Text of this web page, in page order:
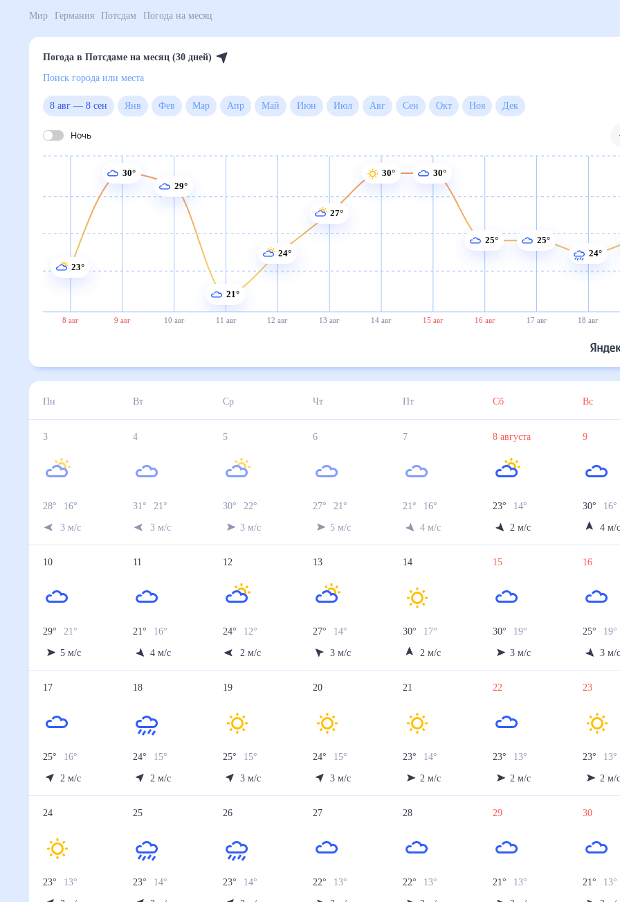
Мир Германия Потсдам Погода на месяц
Погода в Потсдаме на месяц (30 дней)
Поиск города или места
8 авг— 8 сен Янв Фев Мар Апр Май Июн Июл Авг Сен Окт Ноя
Ночь
8 авг 9 авг 10 авг 11 авг 12 авг 13 авг 14 авг 15 авг 16 авг 17 авг 18 авг
23°
30°
29°
21°
24°
27°
30° 30°
25°
25°
24°
Пн Вт Ср Чт Пт Сб Вс
3
28° 16°
3 м/с
4
31° 21°
3 м/с
5
30° 22
3 м/с
6
27° 21°
5 м/с
7
21° 16°
4 м/с
8 августа
23° 14°
2 м/с
9
30° 16°
4 м/
10
29° 21°
5 м/с
11
21° 16°
4 м/с
12
24° 12°
2 м/с
13
27° 14°
3 м/с
14
30° 17°
2 м/с
15
30° 19°
3 м/с
16
25° 19°
3 м/
17
25° 16°
2 м/с
18
24° 15°
2 м/с
19
25° 15°
3 м/с
20
24° 15°
3 м/с
21
23° 14°
2 м/с
22
23° 13°
2 м/с
23
23° 13°
2 м/
24
23° 13°
25
23° 14°
26
23° 14°
27
22° 13°
28
22° 13°
29
21° 13°
30
21° 13°